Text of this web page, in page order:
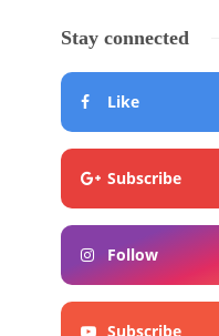
Stay connected
Like
Subscribe
Follow
Subscribe